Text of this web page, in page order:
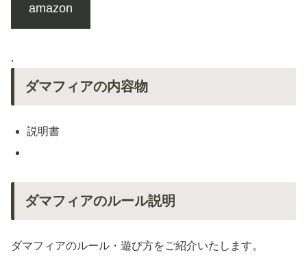
amazon
.
ダマフィアの内容物
説明書
ダマフィアのルール説明
ダマフィアのルール・遊び方をご紹介いたします。